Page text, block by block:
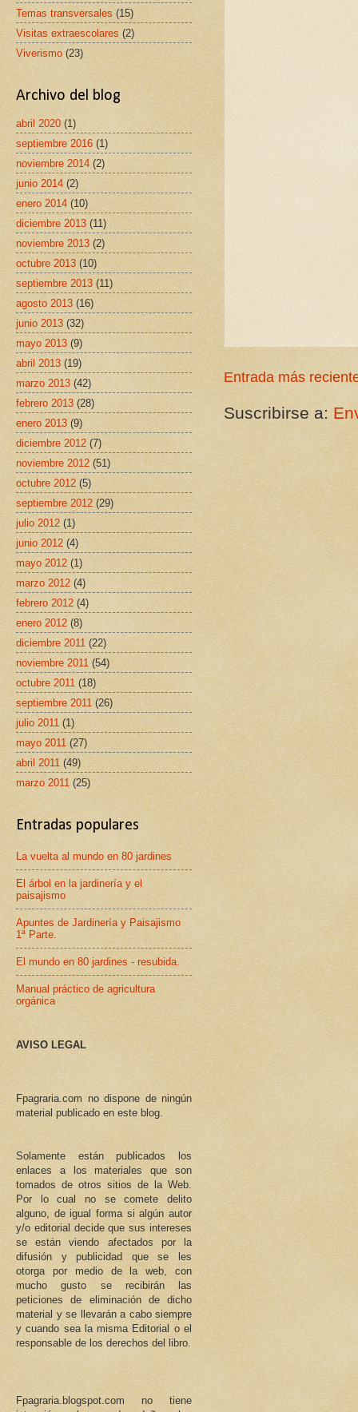
Entrada más
Suscribirse a:
Temas transversales (15)
Visitas extraescolares (2)
Viverismo (23)
Archivo del blog
abril 2020 (1)
septiembre 2016 (1)
noviembre 2014 (2)
junio 2014 (2)
enero 2014 (10)
diciembre 2013 (11)
noviembre 2013 (2)
octubre 2013 (10)
septiembre 2013 (11)
agosto 2013 (16)
junio 2013 (32)
mayo 2013 (9)
abril 2013 (19)
marzo 2013 (42)
febrero 2013 (28)
enero 2013 (9)
diciembre 2012 (7)
noviembre 2012 (51)
octubre 2012 (5)
septiembre 2012 (29)
julio 2012 (1)
junio 2012 (4)
mayo 2012 (1)
marzo 2012 (4)
febrero 2012 (4)
enero 2012 (8)
diciembre 2011 (22)
noviembre 2011 (54)
octubre 2011 (18)
septiembre 2011 (26)
julio 2011 (1)
mayo 2011 (27)
abril 2011 (49)
marzo 2011 (25)
Entradas populares
La vuelta al mundo en 80 jardines
El árbol en la jardinería y el
paisajismo
Apuntes de Jardinería y Paisajismo
1ª Parte.
El mundo en 80 jardines - resubida.
Manual práctico de agricultura
orgánica
AVISO LEGAL
Fpagraria.com no dispone de ningún
material publicado en este blog.
Solamente están publicados los
enlaces a los materiales que son
tomados de otros sitios de la Web.
Por lo cual no se comete delito
alguno, de igual forma si algún autor
y/o editorial decide que sus intereses
se están viendo afectados por la
difusión y publicidad que se les
otorga por medio de la web, con
mucho gusto se recibirán las
peticiones de eliminación de dicho
material y se llevarán a cabo siempre
y cuando sea la misma Editorial o el
responsable de los derechos del libro.
Fpagraria.blogspot.com no tiene